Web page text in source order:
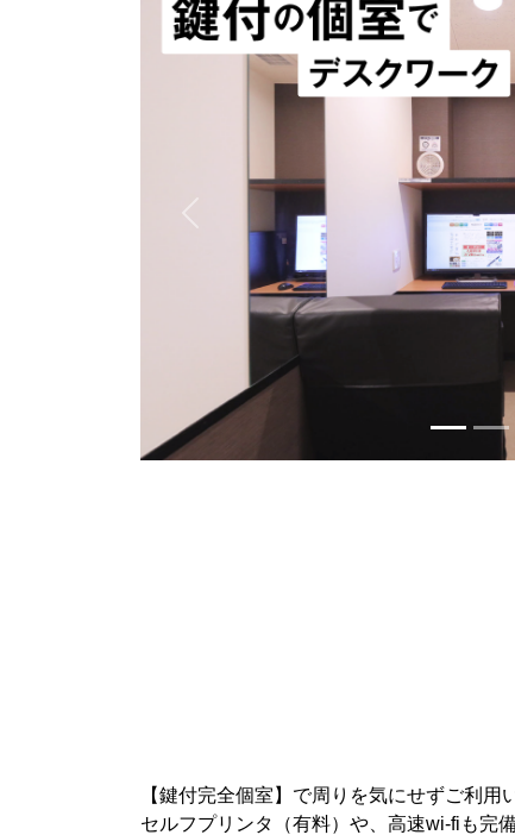
【鍵付完全個室】で周りを気にせずご利用
セルフプリンタ（有料）や、高速wi-fiも完備